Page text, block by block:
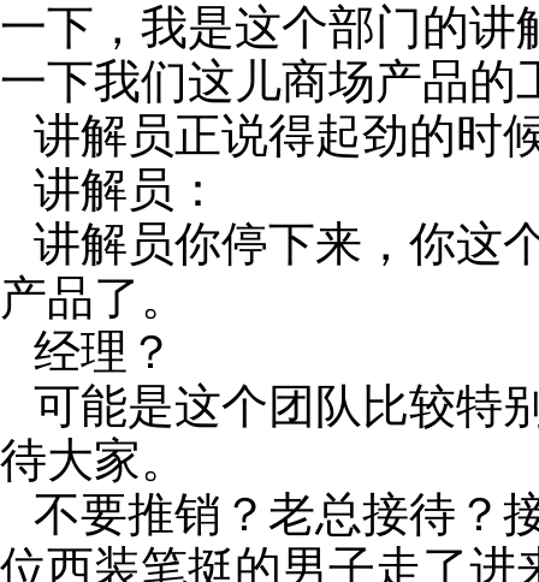
一下，我是这个部门的讲
一下我们这儿商场产品的
讲解员正说得起劲的时
讲解员：
讲解员你停下来，你这
产品了。
经理？
可能是这个团队比较特
待大家。
不要推销？老总接待？
位西装笔挺的男子走了进